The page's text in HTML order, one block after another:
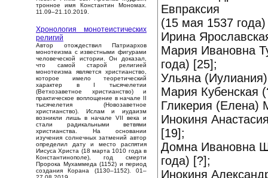
тронное имя Константин Мономах.
11.09–21.10.2019.
Хронология монотеистических
религий
Автор отождествил Патриархов
монотеизма с известными фигурами
человеческой истории. Он доказал,
что самой старой религией
монотеизма является христианство,
которое имело теоретический
характер в I тысячелетии
(Ветхозаветное христианство) и
практическое воплощение в начале II
тысячелетия (Новозаветное
христианство). Ислам и иудаизм
возникли лишь в начале VII века и
стали радикальными ветвями
христианства. На основании
изучения солнечных затмений автор
определил дату и место распятия
Иисуса Христа (18 марта 1010 года в
Константинополе), год смерти
Пророка Мухаммеда (1152) и период
создания Корана (1130–1152). 01–
Евпраксия
(15 мая 1537
Ирина
Мария Ивановна
года) [25];
Ульяна
Мария Кубенская
Гликерия (Елена)
Инокиня
[19];
Домна Ивановна
года) [?];
Инокиня